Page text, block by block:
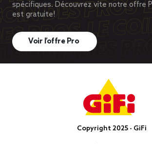
spécifiques. Découvrez vite notre offre
est gratuite!
Voir l’offre Pro
Copyright 2025 - GiFi